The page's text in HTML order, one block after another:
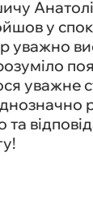
у
уважно
уважне